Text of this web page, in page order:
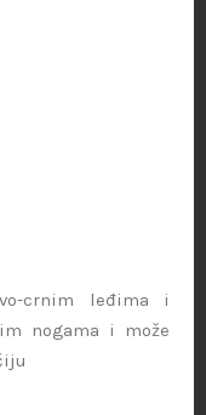
crnim leđima i
nogama i može